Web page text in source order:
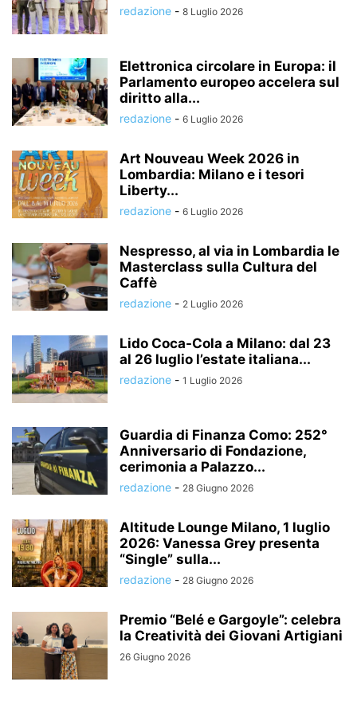
redazione - 8 Luglio 2026
Elettronica circolare in Europa: il
Parlamento europeo accelera sul
diritto alla...
redazione - 6 Luglio 2026
Art Nouveau Week 2026 in
Lombardia: Milano e i tesori
Liberty...
redazione - 6 Luglio 2026
Nespresso, al via in Lombardia le
Masterclass sulla Cultura del
Caffè
redazione - 2 Luglio 2026
Lido Coca-Cola a Milano: dal 23
al 26 luglio l’estate italiana...
redazione - 1 Luglio 2026
Guardia di Finanza Como: 252°
Anniversario di Fondazione,
cerimonia a Palazzo...
redazione - 28 Giugno 2026
Altitude Lounge Milano, 1 luglio
2026: Vanessa Grey presenta
“Single” sulla...
redazione - 28 Giugno 2026
Premio “Belé e Gargoyle”: celebra
la Creatività dei Giovani Artigiani
26 Giugno 2026